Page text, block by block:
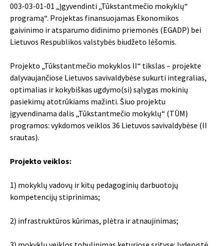
003-03-01-01 „Įgyvendinti „Tūkstantmečio mokyklų“
programą“. Projektas finansuojamas Ekonomikos
gaivinimo ir atsparumo didinimo priemonės (EGADP) bei
Lietuvos Respublikos valstybės biudžeto lėšomis.
Projekto „Tūkstantmečio mokyklos II“ tikslas – projekte
dalyvaujančiose Lietuvos savivaldybėse sukurti integralias,
optimalias ir kokybiškas ugdymo(si) sąlygas mokinių
pasiekimų atotrūkiams mažinti. Šiuo projektu
įgyvendinama dalis „Tūkstantmečio mokyklų“ (TŪM)
programos: vykdomos veiklos 36 Lietuvos savivaldybėse (II
srautas).
Projekto veiklos:
1) mokyklų vadovų ir kitų pedagoginių darbuotojų
kompetencijų stiprinimas;
2) infrastruktūros kūrimas, plėtra ir atnaujinimas;